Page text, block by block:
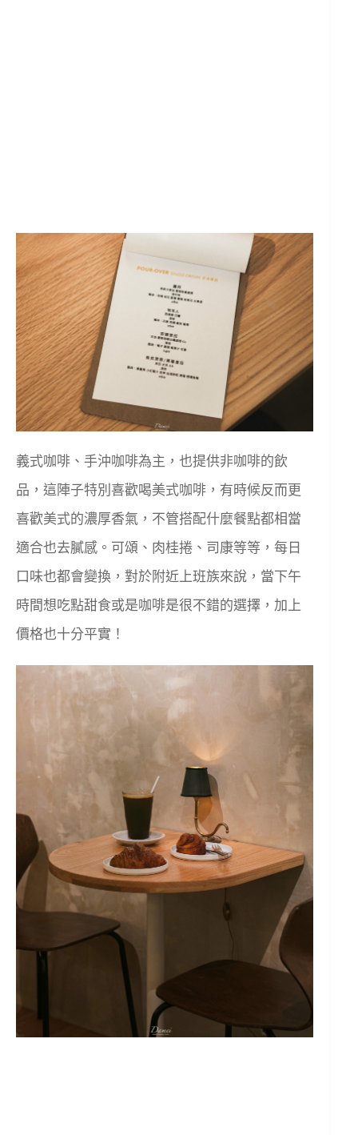
義式咖啡、手沖咖啡為主，也提供非咖啡的飲
品，這陣子特別喜歡喝美式咖啡，有時候反而更
喜歡美式的濃厚香氣，不管搭配什麼餐點都相當
適合也去膩感。可頌、肉桂捲、司康等等，每日
口味也都會變換，對於附近上班族來說，當下午
時間想吃點甜食或是咖啡是很不錯的選擇，加上
價格也十分平實！